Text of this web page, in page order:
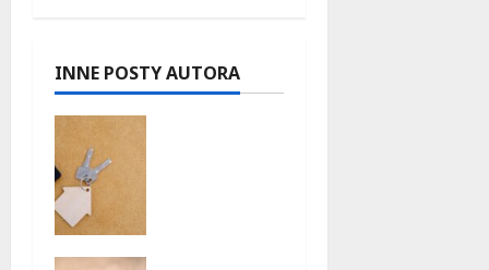
i
s
y
INNE POSTY AUTORA